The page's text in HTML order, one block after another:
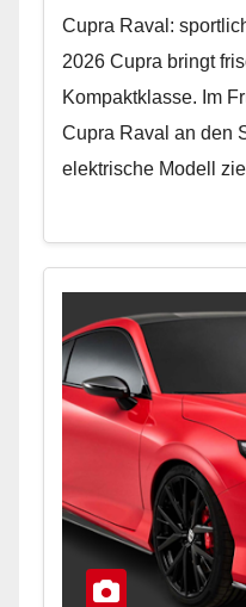
Cupra Raval:
2026 Cupra bringt
Kompaktklasse. Im
Cupra Raval an den
elektrische Modell